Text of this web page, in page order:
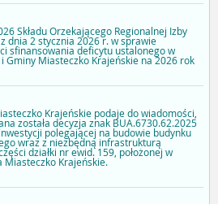
Składu Orzekającego Regionalnej Izby
dnia 2 stycznia 2026 r. w sprawie
sfinansowania deficytu ustalonego w
Gminy Miasteczko Krajeńskie na 2026 rok
Krajeńskie podaje do wiadomości,
została decyzja znak BUA.6730.62.2025
polegającej na budowie budynku
wraz z niezbędną infrastrukturą
działki nr ewid. 159, położonej w
Miasteczko Krajeńskie.